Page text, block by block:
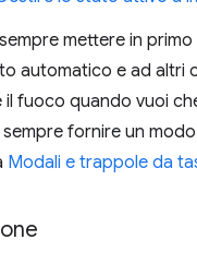
mettere in
automatico e ad
fuoco quando vuoi
fornire un
Modali e trappole da